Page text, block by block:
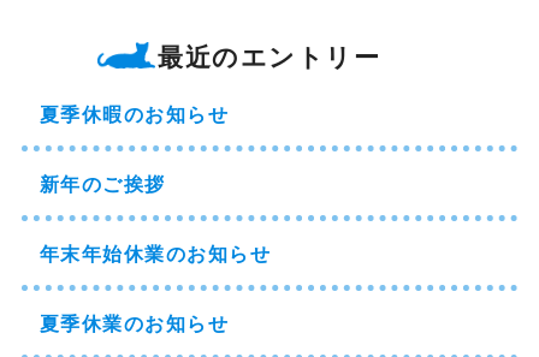
最近のエントリー
夏季休暇のお知らせ
新年のご挨拶
年末年始休業のお知らせ
夏季休業のお知らせ